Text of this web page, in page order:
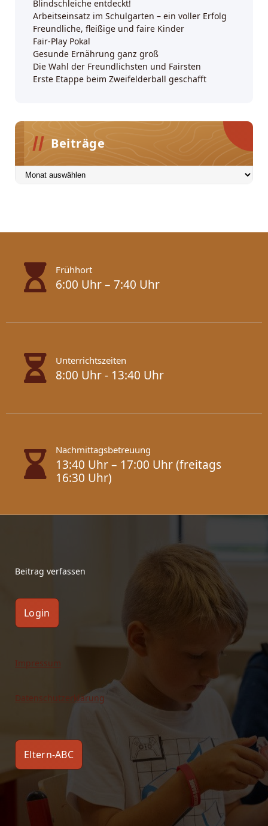
Blindschleiche entdeckt!
Arbeitseinsatz im Schulgarten – ein voller Erfolg
Freundliche, fleißige und faire Kinder
Fair-Play Pokal
Gesunde Ernährung ganz groß
Die Wahl der Freundlichsten und Fairsten
Erste Etappe beim Zweifelderball geschafft
Beiträge
Beiträge
Frühhort
6:00 Uhr – 7:40 Uhr
Unterrichtszeiten
8:00 Uhr - 13:40 Uhr
Nachmittagsbetreuung
13:40 Uhr – 17:00 Uhr (freitags
16:30 Uhr)
Beitrag verfassen
Login
Impressum
Datenschutzerklärung
Eltern-ABC